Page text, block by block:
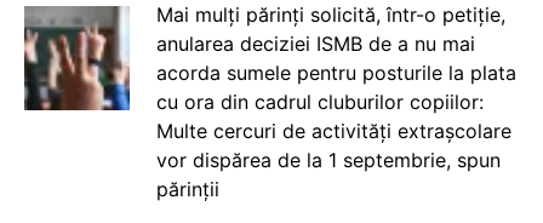
Mai mulți părinți solicită, într-o petiție,
anularea deciziei ISMB de a nu mai
acorda sumele pentru posturile la plata
cu ora din cadrul cluburilor copiilor:
Multe cercuri de activități extrașcolare
vor dispărea de la 1 septembrie, spun
părinții